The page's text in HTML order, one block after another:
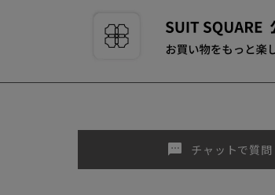
sms チャットで質問